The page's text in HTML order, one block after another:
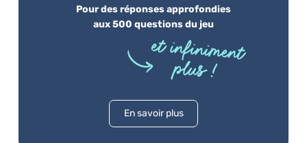
Pour des réponses approfondies
aux 500 questions du jeu
En savoir plus